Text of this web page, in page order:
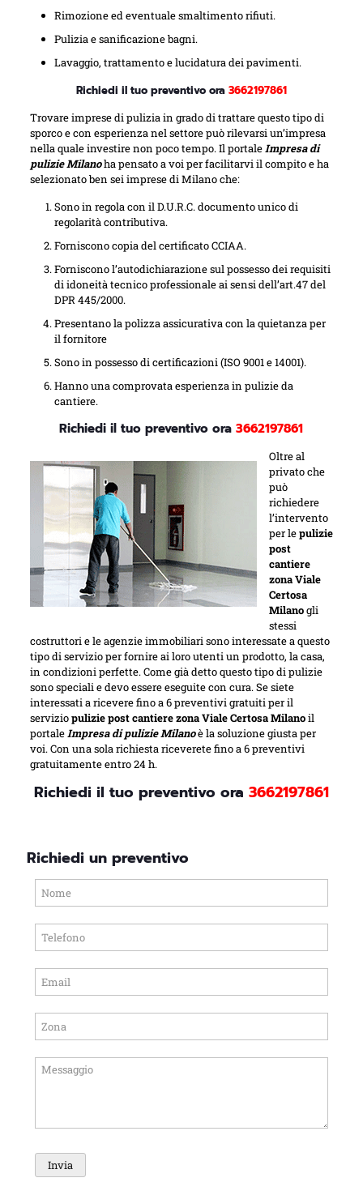
Rimozione ed eventuale smaltimento rifiuti.
Pulizia e sanificazione bagni.
Lavaggio, trattamento e lucidatura dei pavimenti.
Richiedi il tuo preventivo ora 3662197861
Trovare imprese di pulizia in grado di trattare questo tipo di
sporco e con esperienza nel settore può rilevarsi un’impresa
nella quale investire non poco tempo. Il portaleImpresa di
pulizie Milanoha pensato a voi per facilitarvi il compito e ha
selezionato ben sei imprese di Milano che:
Sono in regola con il D.U.R.C. documento unico di
regolarità contributiva.
Forniscono copia del certificato CCIAA.
Forniscono l’autodichiarazione sul possesso dei requisiti
di idoneità tecnico professionale ai sensi dell’art.47 del
DPR 445/2000.
Presentano la polizza assicurativa con la quietanza per
il fornitore
Sono in possesso di certificazioni (ISO 9001 e 14001).
Hanno una comprovata esperienza in pulizie da
cantiere.
Richiedi il tuo preventivo ora3662197861
Oltre al
privato che
può
richiedere
l’intervento
per lepulizie
post
cantiere
zona Viale
Certosa
Milanogli
stessi
costruttori e le agenzie immobiliari sono interessate a questo
tipo di servizio per fornire ai loro utenti un prodotto, la casa,
in condizioni perfette. Come già detto questo tipo di pulizie
sono speciali e devo essere eseguite con cura. Se siete
interessati a ricevere fino a 6 preventivi gratuiti per il
serviziopulizie post cantiere zona Viale Certosa Milanoil
portaleImpresa di pulizie Milanoè la soluzione giusta per
voi. Con una sola richiesta riceverete fino a 6 preventivi
gratuitamente entro 24 h.
Richiedi il tuo preventivo ora 3662197861
Richiedi un preventivo